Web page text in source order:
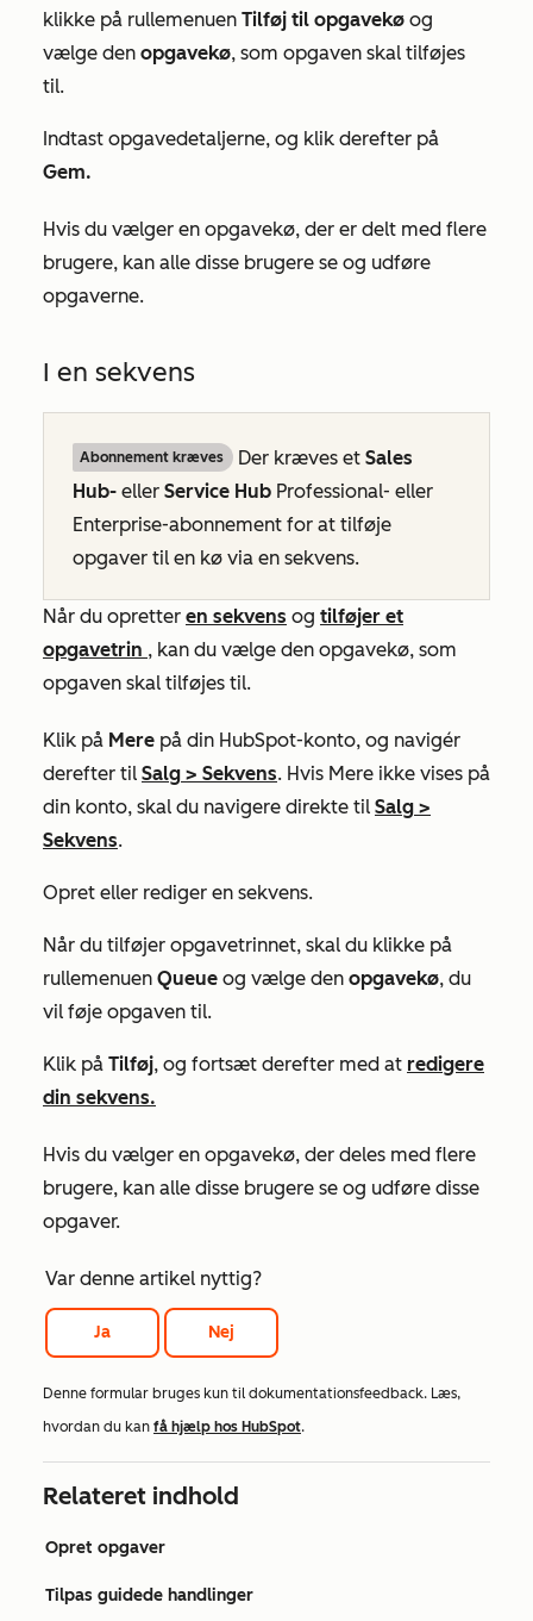
klikke på rullemenuen Tilføj til opgavekø og
vælge den opgavekø, som opgaven skal tilføjes
til.
Indtast opgavedetaljerne, og klik derefter på
Gem.
Hvis du vælger en opgavekø, der er delt med flere
brugere, kan alle disse brugere se og udføre
opgaverne.
I en sekvens
Abonnement kræves Der kræves et Sales
Hub- eller Service Hub Professional- eller
Enterprise-abonnement for at tilføje
opgaver til en kø via en sekvens.
Når du opretter en sekvens og tilføjer et
opgavetrin , kan du vælge den opgavekø, som
opgaven skal tilføjes til.
Klik på Mere på din HubSpot-konto, og navigér
derefter til Salg > Sekvens. Hvis Mere ikke vises på
din konto, skal du navigere direkte til Salg >
Sekvens.
Opret eller rediger en sekvens.
Når du tilføjer opgavetrinnet, skal du klikke på
rullemenuen Queue og vælge den opgavekø, du
vil føje opgaven til.
Klik på Tilføj, og fortsæt derefter med at redigere
din sekvens.
Hvis du vælger en opgavekø, der deles med flere
brugere, kan alle disse brugere se og udføre disse
opgaver.
Var denne artikel nyttig?
Ja Nej
Denne formular bruges kun til dokumentationsfeedback. Læs,
hvordan du kan få hjælp hos HubSpot.
Relateret indhold
Opret opgaver
Tilpas guidede handlinger